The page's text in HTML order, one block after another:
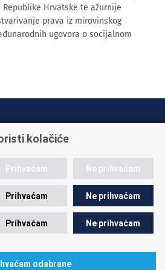
Hrvatske te ažurnije
prava iz mirovinskog
ugovora o socijalnom
+385 1 45 95 011
Postavite pitanje
kolačiće
Prihvaćam Ne prihvaćam
Prihvaćam Ne prihvaćam
Prihvaćam Ne prihvaćam
odabrane